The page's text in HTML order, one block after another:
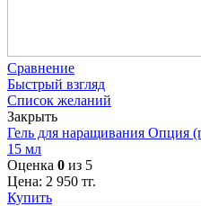
Сравнение
Быстрый взгляд
Список желаний
Закрыть
Гель для наращивания Опция
15 мл
Оценка 0 из 5
Цена: 2 950 тг.
Купить